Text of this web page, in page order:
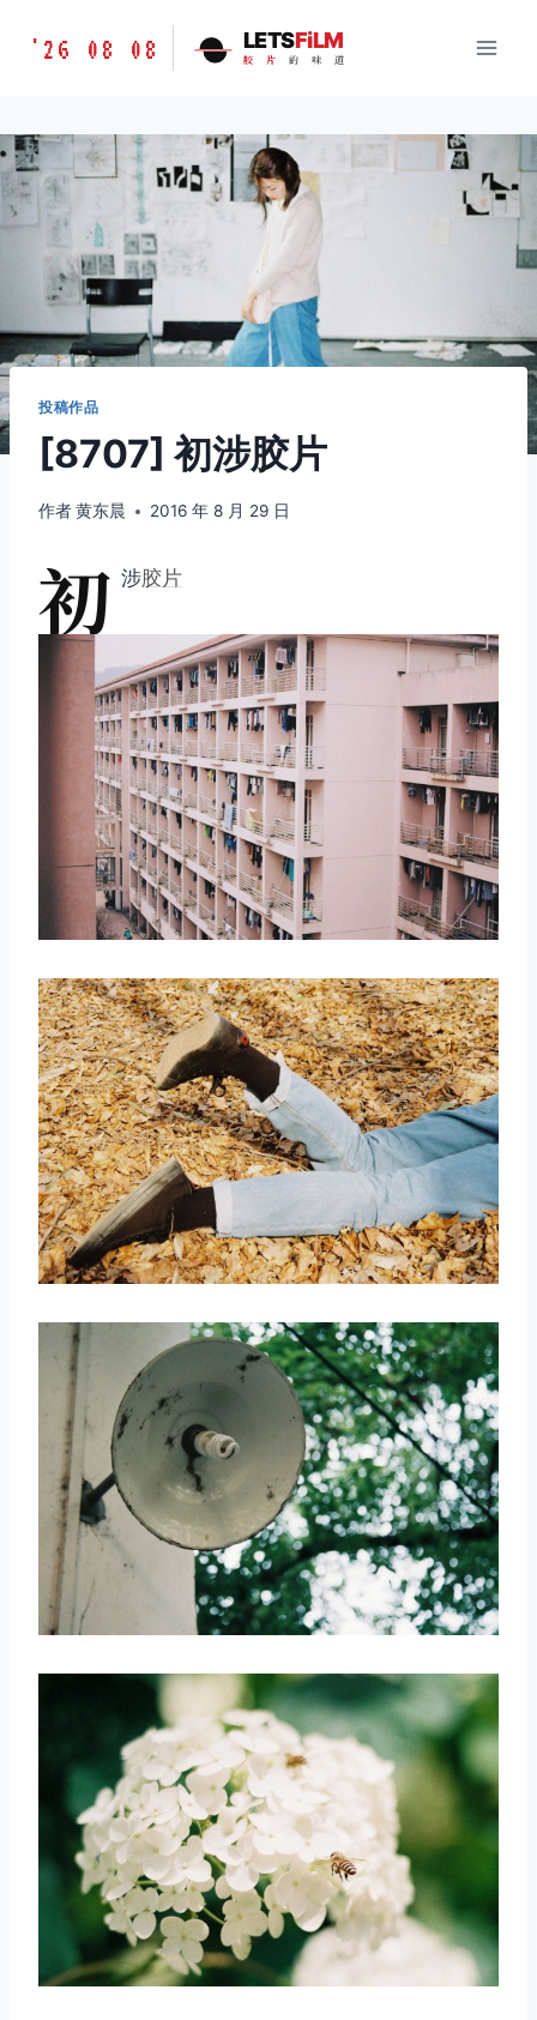
胶
味
道
LETSFILM
'26 08 08 LETSFiLM
胶 片 的 味 道
投稿作品
[8707] 初涉胶片
作者黄东晨 2016 年 8 月 29 日
初 涉胶片